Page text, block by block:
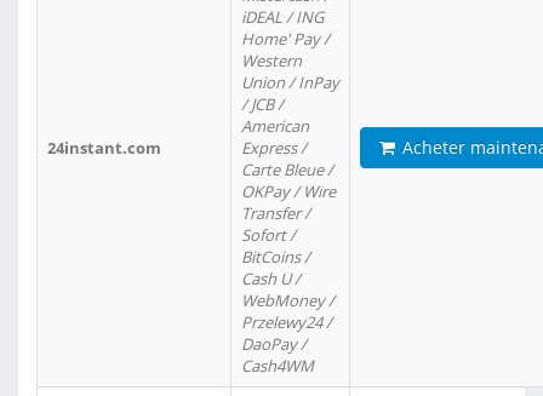
24instant.com
iDEAL / ING
Home' Pay /
Western
Union / InPay
/ JCB /
American
Express /
Carte Bleue /
OKPay / Wire
Transfer /
Sofort /
BitCoins /
Cash U /
WebMoney /
Przelewy24 /
DaoPay /
Cash4WM
Acheter